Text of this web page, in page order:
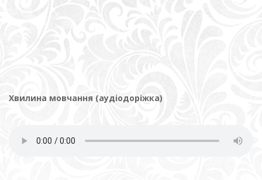
Хвилина мовчання (аудіодоріжка)